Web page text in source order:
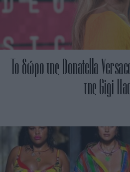
Το δώρο της Donatella
της Gigi